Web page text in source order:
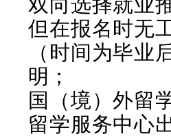
双向选择就业
但在报名时无
（时间为毕业
明；
国（境）外留
留学服务中心